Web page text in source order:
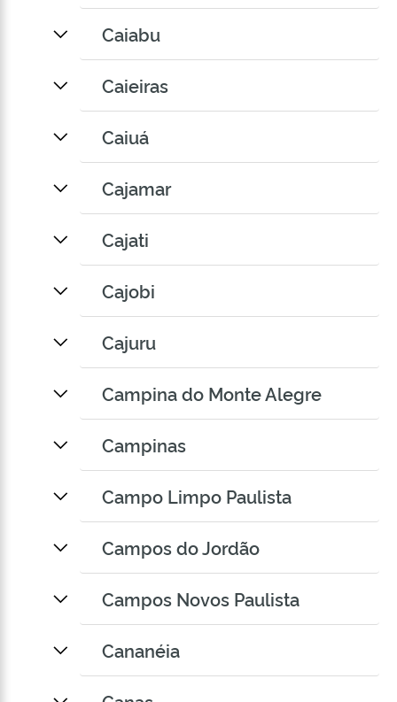
Caiabu
Caieiras
Caiuá
Cajamar
Cajati
Cajobi
Cajuru
Campina do Monte Alegre
Campinas
Campo Limpo Paulista
Campos do Jordão
Campos Novos Paulista
Cananéia